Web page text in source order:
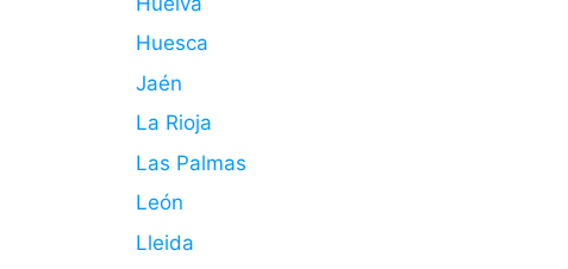
Huesca
Jaén
La Rioja
Las Palmas
León
Lleida